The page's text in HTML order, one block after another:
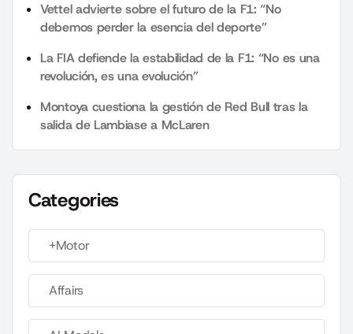
Vettel advierte sobre el futuro de la F1: “No
debemos perder la esencia del deporte”
La FIA defiende la estabilidad de la F1: “No es una
revolución, es una evolución”
Montoya cuestiona la gestión de Red Bull tras la
salida de Lambiase a McLaren
Categories
+Motor
Affairs